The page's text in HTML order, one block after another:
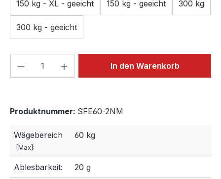
150 kg - XL - geeicht 150 kg - geeicht 300 kg
300 kg - geeicht
Produkt Anzahl: Gib denIn den Warenkorb
Produktnummer: SFE60-2NM
Wägebereich
[Max]:
60 kg
Ablesbarkeit: 20 g